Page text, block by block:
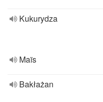
Kukurydza
Maïs
Bakłażan